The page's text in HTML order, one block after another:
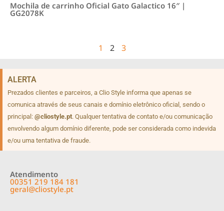
Mochila de carrinho Oficial Gato Galactico 16″ |
GG2078K
1 2 3
ALERTA
Prezados clientes e parceiros, a Clio Style informa que apenas se
comunica através de seus canais e domínio eletrônico oficial, sendo o
principal: @cliostyle.pt. Qualquer tentativa de contato e/ou comunicação
envolvendo algum domínio diferente, pode ser considerada como indevida
e/ou uma tentativa de fraude.
Atendimento
00351 219 184 181
geral@cliostyle.pt